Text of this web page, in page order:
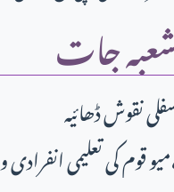
جات
نقوش ڈھائیہ
سرگرمیاں،